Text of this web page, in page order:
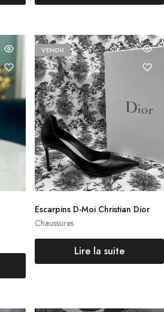
VENDU
Chaussures
Escarpins D-Moi Christian Dior
Lire la suite